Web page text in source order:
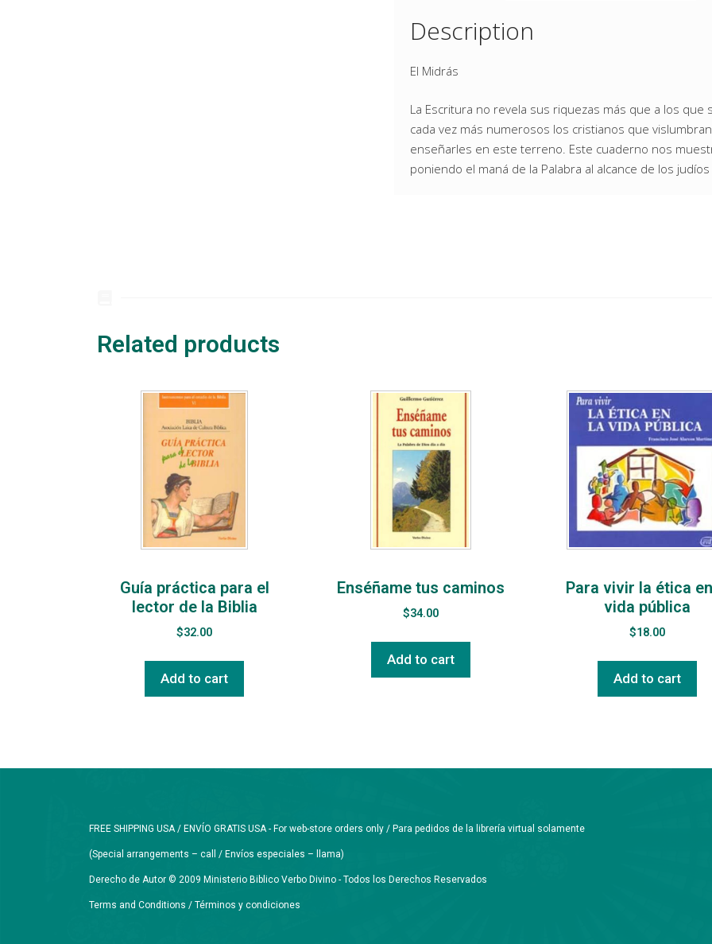
Description
El Midrás
La Escritura no revela sus riquezas más que a los
cada vez más numerosos los cristianos que
enseñarles en este terreno. Este cuaderno nos
poniendo el maná de la Palabra al alcance de los
Related products
Guía práctica para el
lector de la Biblia
$32.00
Add to cart
Enséñame tus caminos
$34.00
Add to cart
Para vivir la ética
vida pública
$18.00
Add to cart
FREE SHIPPING USA / ENVÍO GRATIS USA - For web-store orders only / Para pedidos de la librería virtual solamente
(Special arrangements – call / Envíos especiales – llama)
Derecho de Autor © 2009 Ministerio Biblico Verbo Divino - Todos los Derechos Reservados
Terms and Conditions / Términos y condiciones